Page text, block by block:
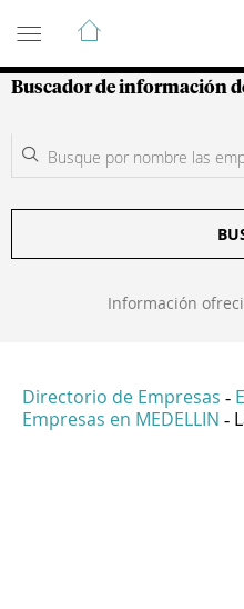
Guía de Empresas
Buscador de información
Información
Directorio de Empresas -
Empresas en MEDELLIN -